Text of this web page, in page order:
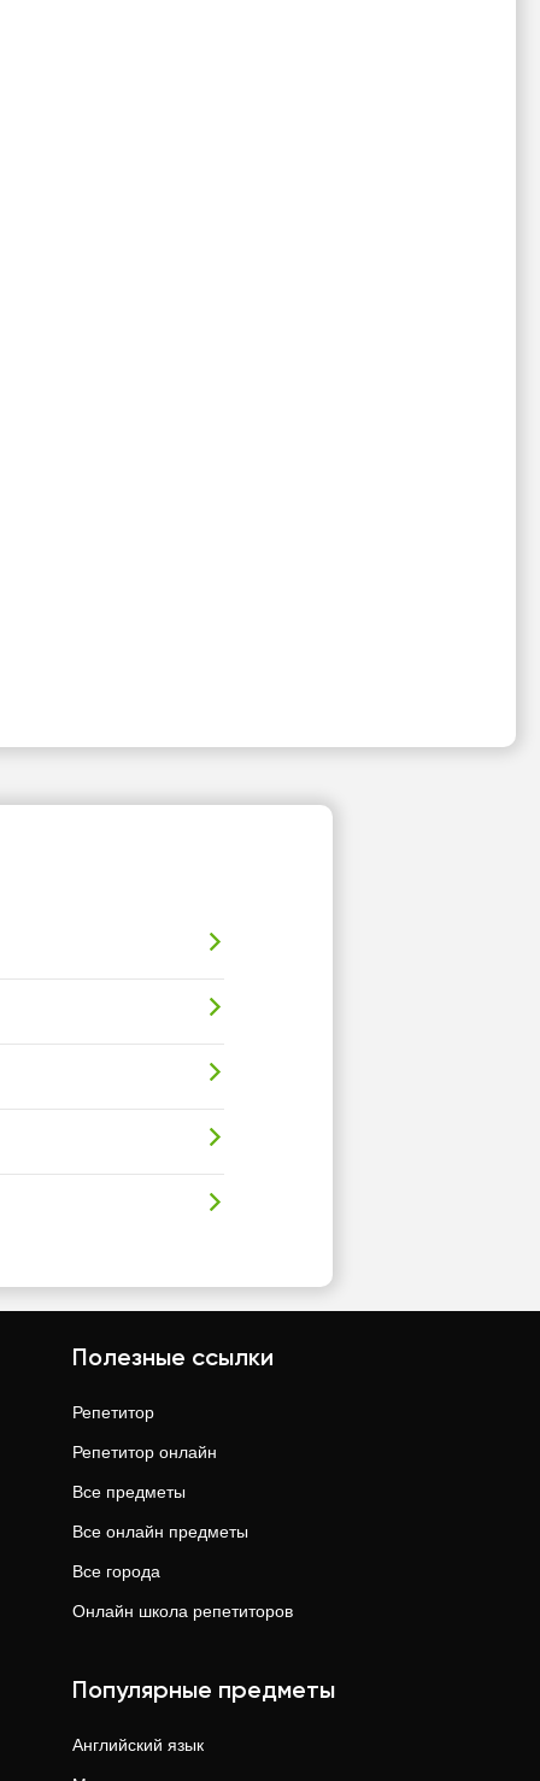
Полезные ссылки
Репетитор
Репетитор онлайн
Все предметы
Все онлайн предметы
Все города
Онлайн школа репетиторов
Популярные предметы
Английский язык